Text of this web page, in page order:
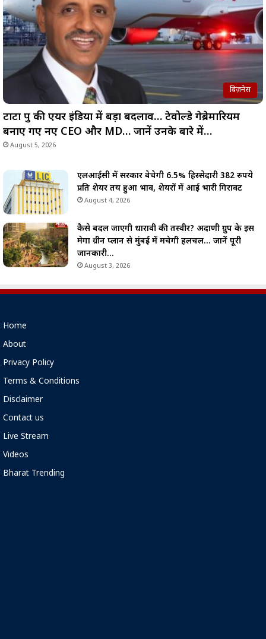
बिज़नेस
टाटा ग्रुप की एयर इंडिया में बड़ा बदलाव… टेवोल्डे गेब्रेमारियम
बनाए गए नए CEO और MD… जानें उनके बारे में…
August 5, 2026
एलआईसी में सरकार बेचेगी 6.5% हिस्सेदारी 382 रुपये
प्रति शेयर तय हुआ भाव, शेयरों में आई भारी गिरावट
August 4, 2026
कैसे बदल जाएगी धारावी की तस्वीर? अदाणी ग्रुप के इस
मेगा ग्रीन प्लान से मुंबई में मचेगी हलचल… जानें पूरी
जानकारी…
August 3, 2026
Home
About
Privacy Policy
Terms & Conditions
Disclaimer
Contact us
Live Stream
Videos
Bharat Trending